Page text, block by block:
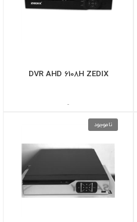
DVR AHD 6108H ZEDIX
-
ناموجود